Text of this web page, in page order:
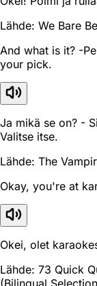
Lähde: We Bare
And what is it? -
your pick.
Ja mikä se on? -
Valitse itse.
Lähde: The
Okay, you're at
Okei, olet
Lähde: 73 Quick
(Bilingual